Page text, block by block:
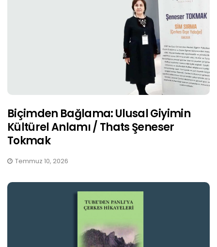
Biçimden Bağlama: Ulusal Giyimin
Kültürel Anlamı / Thats Şeneser
Tokmak
Temmuz 10, 2026